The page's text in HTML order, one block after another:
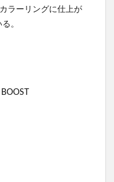
ラーリングに仕上が
。